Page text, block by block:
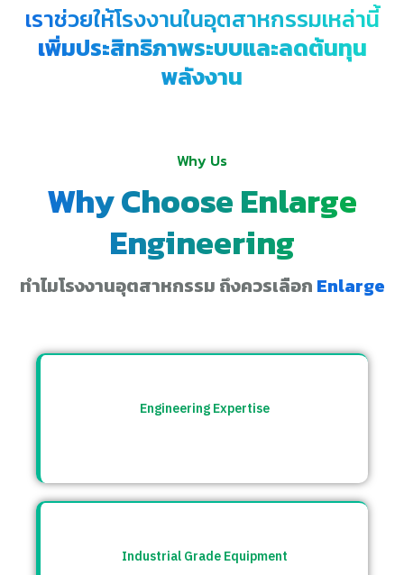
เราช่วยให้โรงงานในอุตสาหกรรมเหล่านี้
เพิ่มประสิทธิภาพระบบและลดต้นทุน
พลังงาน
Why Us
Why Choose Enlarge
Engineering
ทำไมโรงงานอุตสาหกรรม ถึงควรเลือก Enlarge
Engineering Expertise
Industrial Grade Equipment